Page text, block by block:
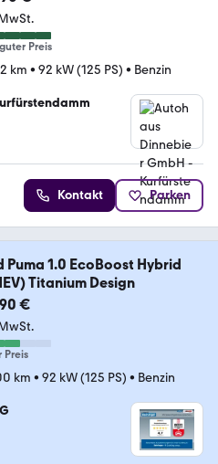
Preis
km • 92 kW (125 PS) • Benzin
Kontakt Parken
Puma 1.0 EcoBoost Hybrid
Titanium Design
€
Preis
km • 92 kW (125 PS) • Benzin